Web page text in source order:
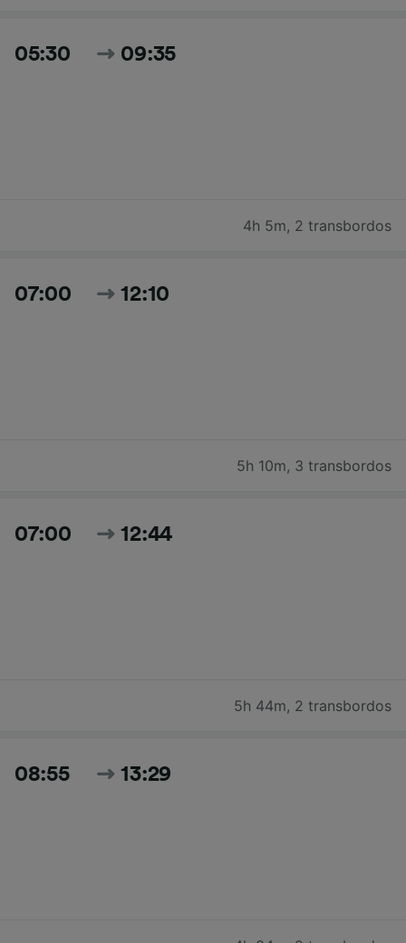
05:30 09:35
4h 5m, 2 transbordos
07:00 12:10
5h 10m, 3 transbordos
07:00 12:44
5h 44m, 2 transbordos
08:55 13:29